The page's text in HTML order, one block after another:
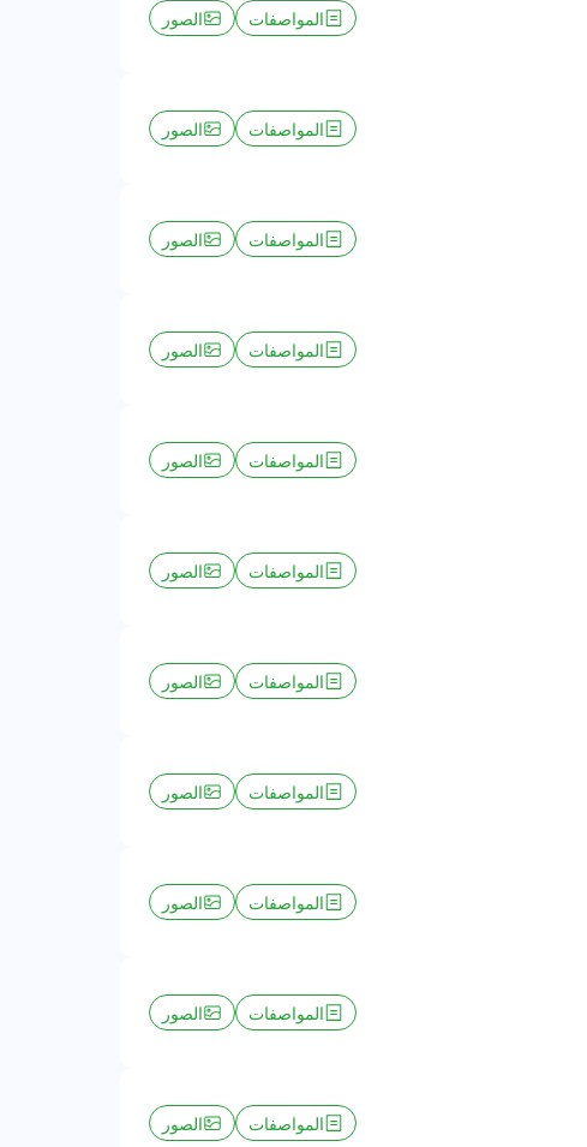
المواصفات الصور
المواصفات الصور
المواصفات الصور
المواصفات الصور
المواصفات الصور
المواصفات الصور
المواصفات الصور
المواصفات الصور
المواصفات الصور
المواصفات الصور
المواصفات الصور